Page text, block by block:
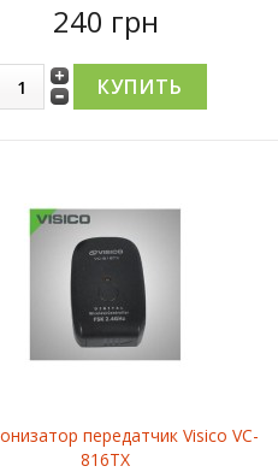
240 грн
передатчик Visico VC-
816TX